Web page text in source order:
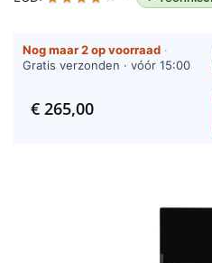
Nog maar 2 op voorraad ·
Gratis verzonden · vóór 15:00
€265,00